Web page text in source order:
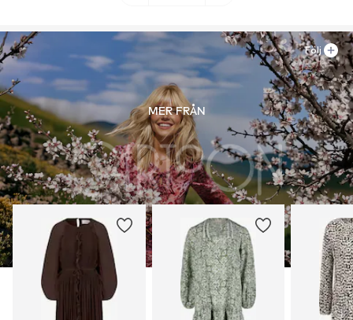
MER FRÅN
Följ